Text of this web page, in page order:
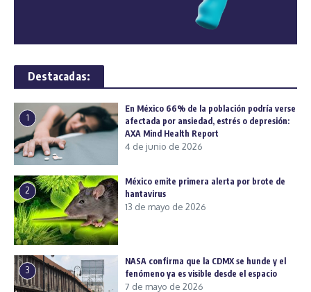
Destacadas:
1
En México 66% de la población podría verse
afectada por ansiedad, estrés o depresión:
AXA Mind Health Report
4 de junio de 2026
2
México emite primera alerta por brote de
hantavirus
13 de mayo de 2026
3
NASA confirma que la CDMX se hunde y el
fenómeno ya es visible desde el espacio
7 de mayo de 2026